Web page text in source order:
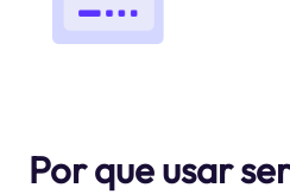
Por que usar